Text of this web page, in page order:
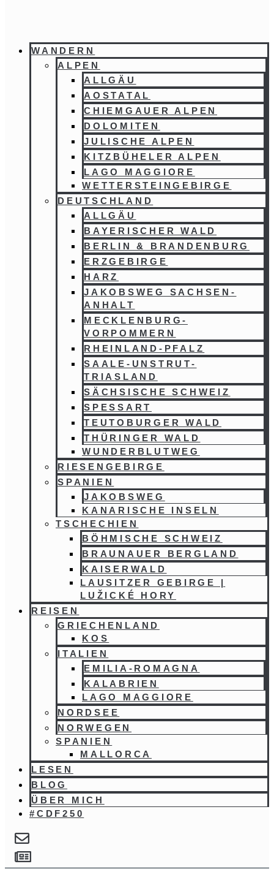
WANDERN
ALPEN
ALLGÄU
AOSTATAL
CHIEMGAUER ALPEN
DOLOMITEN
JULISCHE ALPEN
KITZBÜHELER ALPEN
LAGO MAGGIORE
WETTERSTEINGEBIRGE
DEUTSCHLAND
ALLGÄU
BAYERISCHER WALD
BERLIN & BRANDENBURG
ERZGEBIRGE
HARZ
JAKOBSWEG SACHSEN-
ANHALT
MECKLENBURG-
VORPOMMERN
RHEINLAND-PFALZ
SAALE-UNSTRUT-
TRIASLAND
SÄCHSISCHE SCHWEIZ
SPESSART
TEUTOBURGER WALD
THÜRINGER WALD
WUNDERBLUTWEG
RIESENGEBIRGE
SPANIEN
JAKOBSWEG
KANARISCHE INSELN
TSCHECHIEN
BÖHMISCHE SCHWEIZ
BRAUNAUER BERGLAND
KAISERWALD
LAUSITZER GEBIRGE |
LUŽICKÉ HORY
REISEN
GRIECHENLAND
KOS
ITALIEN
EMILIA-ROMAGNA
KALABRIEN
LAGO MAGGIORE
NORDSEE
NORWEGEN
SPANIEN
MALLORCA
LESEN
BLOG
ÜBER MICH
#CDF250